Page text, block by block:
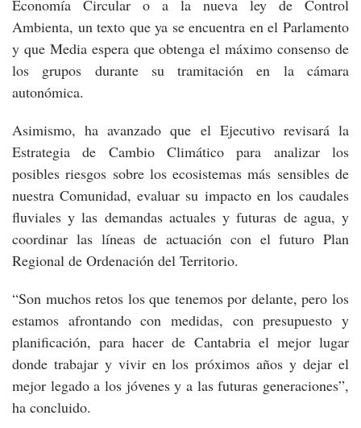
Economía Circular o a la nueva ley de Control
Ambienta, un texto que ya se encuentra en el Parlamento
y que Media espera que obtenga el máximo consenso de
los grupos durante su tramitación en la cámara
autonómica.
Asimismo, ha avanzado que el Ejecutivo revisará la
Estrategia de Cambio Climático para analizar los
posibles riesgos sobre los ecosistemas más sensibles de
nuestra Comunidad, evaluar su impacto en los caudales
fluviales y las demandas actuales y futuras de agua, y
coordinar las líneas de actuación con el futuro Plan
Regional de Ordenación del Territorio.
“Son muchos retos los que tenemos por delante, pero los
estamos afrontando con medidas, con presupuesto y
planificación, para hacer de Cantabria el mejor lugar
donde trabajar y vivir en los próximos años y dejar el
mejor legado a los jóvenes y a las futuras generaciones”,
ha concluido.